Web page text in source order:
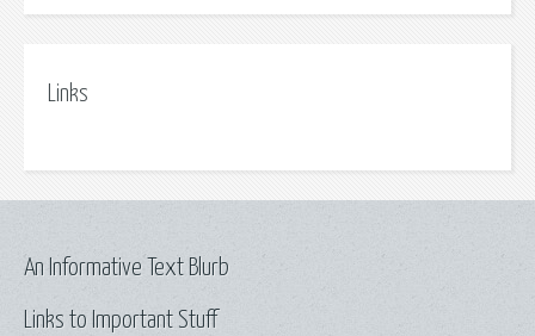
Links
Links to Important Stuff
An Informative Text Blurb